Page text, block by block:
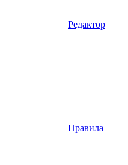
Редактор
Правила